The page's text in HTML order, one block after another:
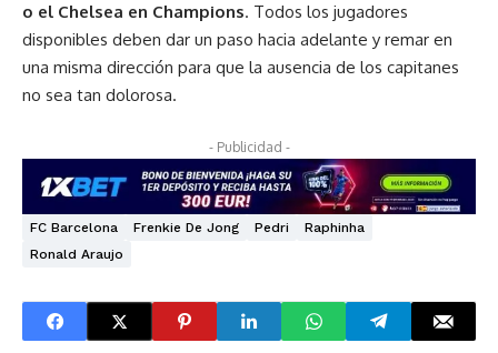
o el Chelsea en Champions. Todos los jugadores
disponibles deben dar un paso hacia adelante y remar en
una misma dirección para que la ausencia de los capitanes
no sea tan dolorosa.
- Publicidad -
FC Barcelona Frenkie De Jong Pedri
Raphinha
Ronald Araujo